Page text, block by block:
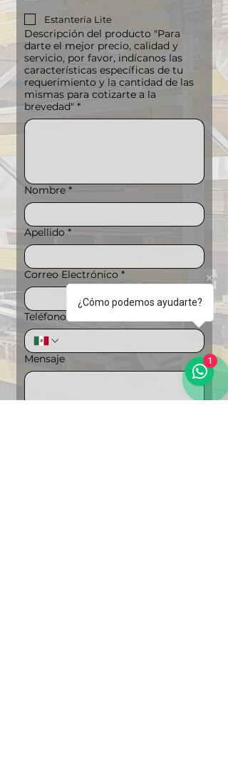
Estantería Lite
Descripción del producto "Para
darte el mejor precio, calidad y
servicio, por favor, indícanos las
características específicas de tu
requerimiento y la cantidad de las
mismas para cotizarte a la
brevedad" *
Nombre *
Apellido *
Correo Electrónico *
Teléfono
Mensaje
¿Cómo podemos ayudarte?
1